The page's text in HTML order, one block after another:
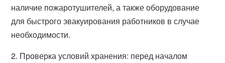
наличие пожаротушителей, а также оборудование
для быстрого эвакуирования работников в случае
необходимости.
2. Проверка условий хранения: перед началом